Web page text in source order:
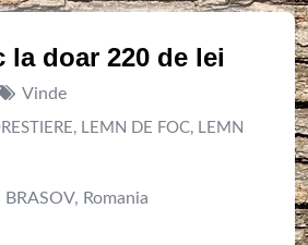
la doar 220 de lei
Vinde
, LEMN DE FOC, LEMN
BRASOV, Romania